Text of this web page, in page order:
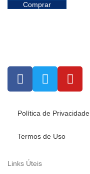
Comprar
Política de Privacidade
Termos de Uso
Links Úteis